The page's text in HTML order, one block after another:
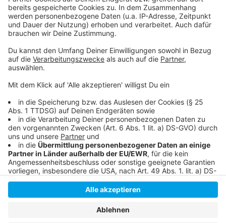
unterstützen könnt
So haben wir über steigende Mieten in Düsseldorf
berichtet
Die Nachfrage nach Eigentumswohnungen steigt
Anzeige